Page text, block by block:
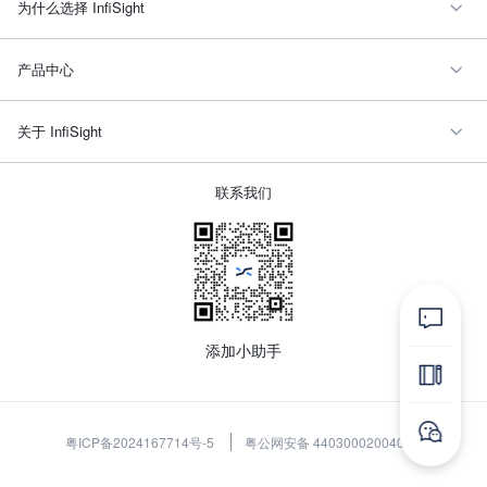
为什么选择 InfiSight
产品中心
关于 InfiSight
联系我们
添加小助手
粤ICP备2024167714号-5 粤公网安备 44030002004096 号